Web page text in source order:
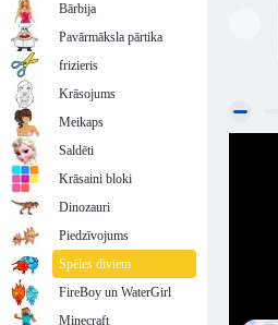
Bārbija
Pavārmāksla pārtika
frizieris
Krāsojums
Meikaps
Saldēti
Krāsaini bloki
Dinozauri
Piedzīvojums
Spēles diviem
FireBoy un WaterGirl
Minecraft